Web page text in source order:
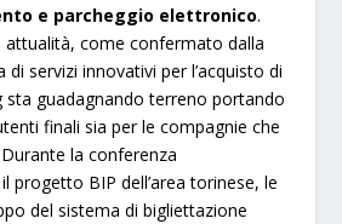
e parcheggio elettronico.
come confermato dalla
servizi innovativi per l’acquisto di
sta guadagnando terreno portando
finali sia per le compagnie che
la conferenza
progetto BIP dell’area torinese, le
del sistema di bigliettazione